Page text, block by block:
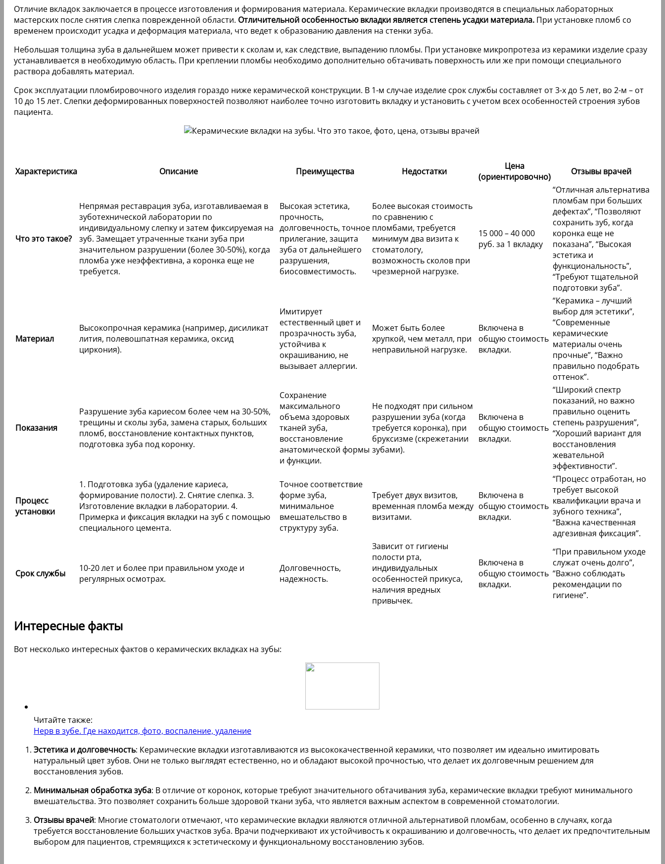
Отличие вкладок заключается в процессе изготовления и формирования материала. Керамические вкладки производятся в специальных лабораторных
мастерских после снятия слепка поврежденной области. Отличительной особенностью вкладки является степень усадки материала. При установке пломб со
временем происходит усадка и деформация материала, что ведет к образованию давления на стенки зуба.
Небольшая толщина зуба в дальнейшем может привести к сколам и, как следствие, выпадению пломбы. При установке микропротеза из керамики изделие сразу
устанавливается в необходимую область. При креплении пломбы необходимо дополнительно обтачивать поверхность или же при помощи специального
раствора добавлять материал.
Срок эксплуатации пломбировочного изделия гораздо ниже керамической конструкции. В 1-м случае изделие срок службы составляет от 3-х до 5 лет, во 2-м – от
10 до 15 лет. Слепки деформированных поверхностей позволяют наиболее точно изготовить вкладку и установить с учетом всех особенностей строения зубов
пациента.
Характеристика Описание Преимущества Недостатки
Цена
(ориентировочно)
Отзывы врачей
Что это такое?
Непрямая реставрация зуба, изготавливаемая в
зуботехнической лаборатории по
индивидуальному слепку и затем фиксируемая на
зуб. Замещает утраченные ткани зуба при
значительном разрушении (более 30-50%), когда
пломба уже неэффективна, а коронка еще не
требуется.
Высокая эстетика,
прочность,
долговечность, точное
прилегание, защита
зуба от дальнейшего
разрушения,
биосовместимость.
Более высокая стоимость
по сравнению с
пломбами, требуется
минимум два визита к
стоматологу,
возможность сколов при
чрезмерной нагрузке.
15 000 – 40 000
руб. за 1 вкладку
“Отличная альтернатива
пломбам при больших
дефектах”, “Позволяют
сохранить зуб, когда
коронка еще не
показана”, “Высокая
эстетика и
функциональность”,
“Требуют тщательной
подготовки зуба”.
Материал
Высокопрочная керамика (например, дисиликат
лития, полевошпатная керамика, оксид
циркония).
Имитирует
естественный цвет и
прозрачность зуба,
устойчива к
окрашиванию, не
вызывает аллергии.
Может быть более
хрупкой, чем металл, при
неправильной нагрузке.
Включена в
общую стоимость
вкладки.
“Керамика – лучший
выбор для эстетики”,
“Современные
керамические
материалы очень
прочные”, “Важно
правильно подобрать
оттенок”.
Показания
Разрушение зуба кариесом более чем на 30-50%,
трещины и сколы зуба, замена старых, больших
пломб, восстановление контактных пунктов,
подготовка зуба под коронку.
Сохранение
максимального
объема здоровых
тканей зуба,
восстановление
анатомической формы
и функции.
Не подходят при сильном
разрушении зуба (когда
требуется коронка), при
бруксизме (скрежетании
зубами).
Включена в
общую стоимость
вкладки.
“Широкий спектр
показаний, но важно
правильно оценить
степень разрушения”,
“Хороший вариант для
восстановления
жевательной
эффективности”.
Процесс
установки
1. Подготовка зуба (удаление кариеса,
формирование полости). 2. Снятие слепка. 3.
Изготовление вкладки в лаборатории. 4.
Примерка и фиксация вкладки на зуб с помощью
специального цемента.
Точное соответствие
форме зуба,
минимальное
вмешательство в
структуру зуба.
Требует двух визитов,
временная пломба между
визитами.
Включена в
общую стоимость
вкладки.
“Процесс отработан, но
требует высокой
квалификации врача и
зубного техника”,
“Важна качественная
адгезивная фиксация”.
Срок службы
10-20 лет и более при правильном уходе и
регулярных осмотрах.
Долговечность,
надежность.
Зависит от гигиены
полости рта,
индивидуальных
особенностей прикуса,
наличия вредных
привычек.
Включена в
общую стоимость
вкладки.
“При правильном уходе
служат очень долго”,
“Важно соблюдать
рекомендации по
гигиене”.
Интересные факты
Вот несколько интересных фактов о керамических вкладках на зубы:
Читайте также:
Нерв в зубе. Где находится, фото, воспаление, удаление
Эстетика и долговечность: Керамические вкладки изготавливаются из высококачественной керамики, что позволяет им идеально имитировать
натуральный цвет зубов. Они не только выглядят естественно, но и обладают высокой прочностью, что делает их долговечным решением для
восстановления зубов.
Минимальная обработка зуба: В отличие от коронок, которые требуют значительного обтачивания зуба, керамические вкладки требуют минимального
вмешательства. Это позволяет сохранить больше здоровой ткани зуба, что является важным аспектом в современной стоматологии.
Отзывы врачей: Многие стоматологи отмечают, что керамические вкладки являются отличной альтернативой пломбам, особенно в случаях, когда
требуется восстановление больших участков зуба. Врачи подчеркивают их устойчивость к окрашиванию и долговечность, что делает их предпочтительным
выбором для пациентов, стремящихся к эстетическому и функциональному восстановлению зубов.